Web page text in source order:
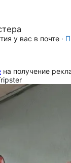
у вас в почте ·
на получение